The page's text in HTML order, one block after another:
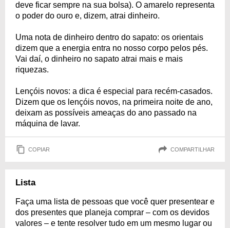
deve ficar sempre na sua bolsa). O amarelo representa
o poder do ouro e, dizem, atrai dinheiro.
Uma nota de dinheiro dentro do sapato: os orientais
dizem que a energia entra no nosso corpo pelos pés.
Vai daí, o dinheiro no sapato atrai mais e mais
riquezas.
Lençóis novos: a dica é especial para recém-casados.
Dizem que os lençóis novos, na primeira noite de ano,
deixam as possíveis ameaças do ano passado na
máquina de lavar.
COPIAR COMPARTILHAR
Lista
Faça uma lista de pessoas que você quer presentear e
dos presentes que planeja comprar – com os devidos
valores – e tente resolver tudo em um mesmo lugar ou